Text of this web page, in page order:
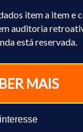
item a item e
auditoria
está reservada.
MAIS